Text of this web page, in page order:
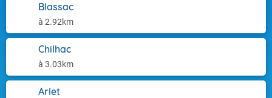
Blassac
à 2.92km
Chilhac
à 3.03km
Arlet